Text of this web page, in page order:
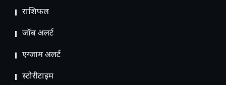
राशिफल
जॉब अलर्ट
एग्जाम अलर्ट
स्टोरीटाइम